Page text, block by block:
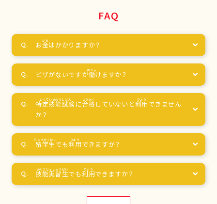
FAQ
お金はかかりますか？
ビザがないですが働けますか？
特定技能試験に合格 していないと利用 できません
か？
留学生でも利用 できますか？
技能実習生でも利用できますか？